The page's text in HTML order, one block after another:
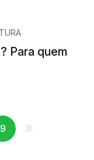
Para quem
9